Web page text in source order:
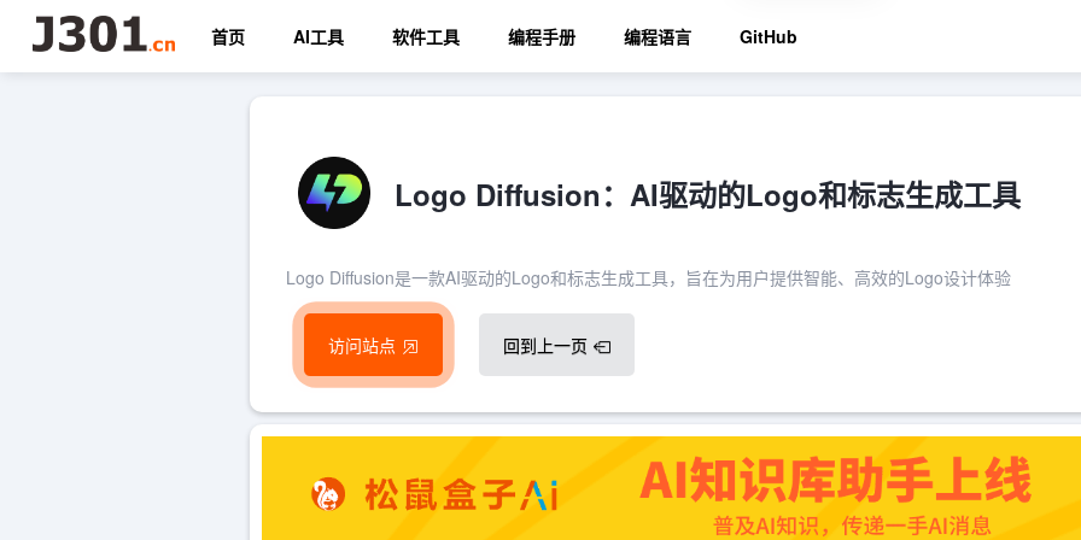
首页 AI工具 软件工具 编程手册 编程语言 GitHub
Logo Diffusion：AI驱动的Logo和标志生成工具
Logo Diffusion是一款AI驱动的Logo和标志生成工具，旨在为用户提供智能、高效的Logo设计体验
访问站点 回到上一页